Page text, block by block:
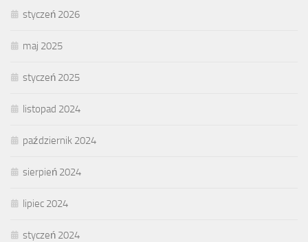
styczeń 2026
maj 2025
styczeń 2025
listopad 2024
październik 2024
sierpień 2024
lipiec 2024
styczeń 2024